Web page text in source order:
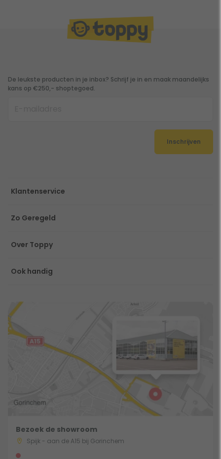
De leukste producten in je inbox? Schrijf je in en maak maandelijks
kans op €250,- shoptegoed.
Inschrijven
Klantenservice
Zo Geregeld
Over Toppy
Ook handig
Bezoek de showroom
Spijk - aan de A15 bij Gorinchem